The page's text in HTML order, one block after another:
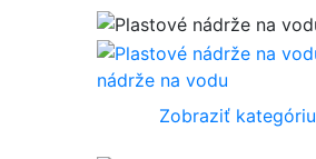
nádrže na vodu
Zobraziť kategóriu